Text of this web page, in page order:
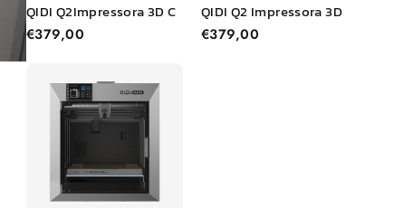
QIDI Q2Impressora 3D C
€379,00
QIDI Q2 Impressora 3D
€379,00